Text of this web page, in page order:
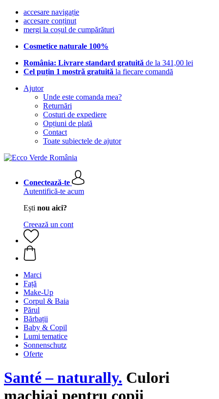
accesare navigație
accesare conținut
mergi la coșul de cumpărături
Cosmetice naturale 100%
România: Livrare standard gratuită de la 341,00 lei
Cel puțin 1 mostră gratuită la fiecare comandă
Ajutor
Unde este comanda mea?
Returnări
Costuri de expediere
Opțiuni de plată
Contact
Toate subiectele de ajutor
Conectează-te
Autentifică-te acum
Ești nou aici?
Creează un cont
Marci
Față
Make-Up
Corpul & Baia
Părul
Bărbații
Baby & Copil
Lumi tematice
Sonnenschutz
Oferte
Santé – naturally. Culori